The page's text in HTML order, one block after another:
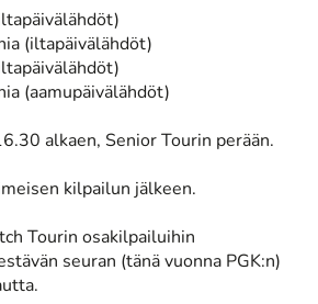
(iltapäivälähdöt)
(aamupäivälähdöt)
alkaen, Senior Tourin perään.
kilpailun jälkeen.
Tourin osakilpailuihin
seuran (tänä vuonna PGK:n)